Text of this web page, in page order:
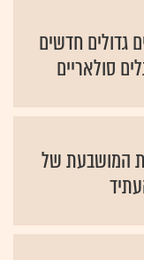
גדולים חדשים
סולאריים
המושבעת של